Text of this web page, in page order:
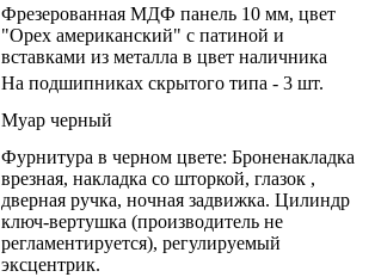
Фрезерованная МДФ панель 10 мм, цвет
"Орех американский" с патиной и
вставками из металла в цвет наличника
На подшипниках скрытого типа - 3 шт.
Муар черный
Фурнитура в черном цвете: Броненакладка
врезная, накладка со шторкой, глазок ,
дверная ручка, ночная задвижка. Цилиндр
ключ-вертушка (производитель не
регламентируется), регулируемый
эксцентрик.